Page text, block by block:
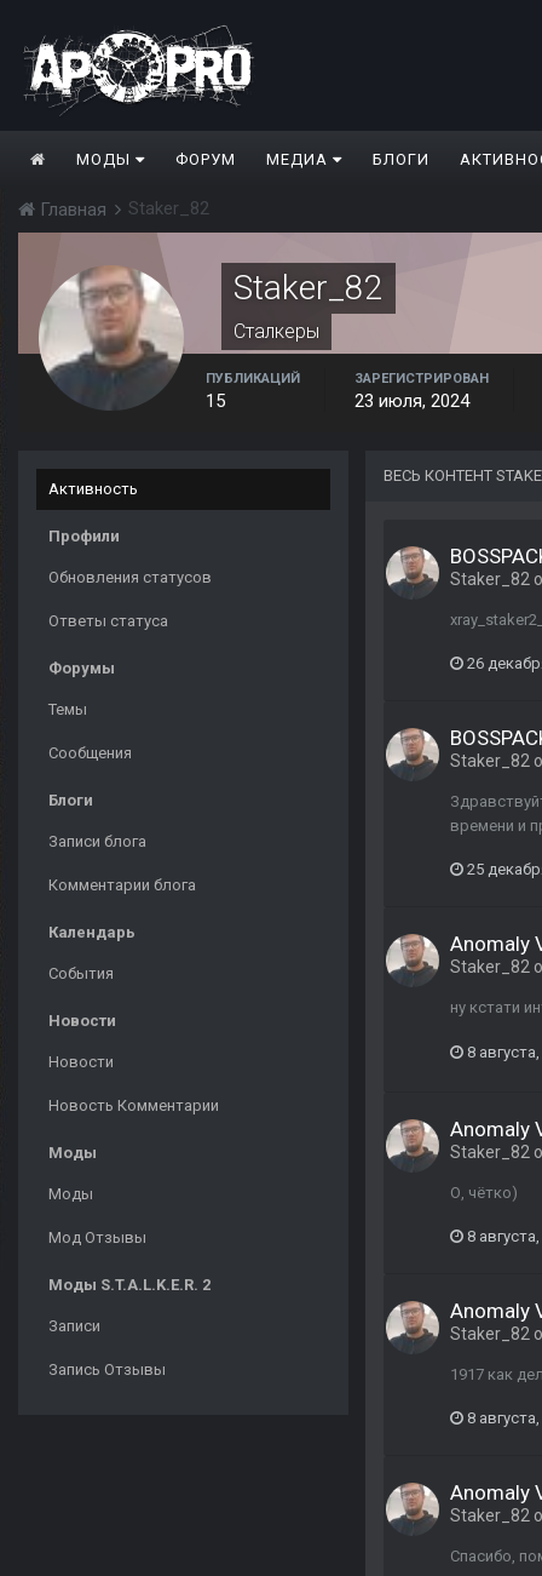
МОДЫ ФОРУМ МЕДИА БЛОГИ
Главная Staker_82
Staker_82
Сталкеры
ПУБЛИКАЦИЙ
15
ЗАРЕГИСТРИРОВАН
23 июля, 2024
Активность
Профили
Обновления статусов
Ответы статуса
Форумы
Темы
Сообщения
Блоги
Записи блога
Комментарии блога
Календарь
События
Новости
Новости
Новость Комментарии
Моды
Моды
Мод Отзывы
Моды S.T.A.L.K.E.R. 2
Записи
Запись Отзывы
ВЕСЬ КОНТЕНТ
Staker_82
26
Staker_82
времени и
25
Anomaly
Staker_82
ну кстати
8
Anomaly
Staker_82
О, чётко)
8
Anomaly
Staker_82
1917 как
8
Anomaly
Staker_82
Спасибо,